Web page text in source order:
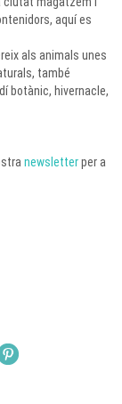
aquí es
als animals unes
també
botànic, hivernacle,
newsletterper a